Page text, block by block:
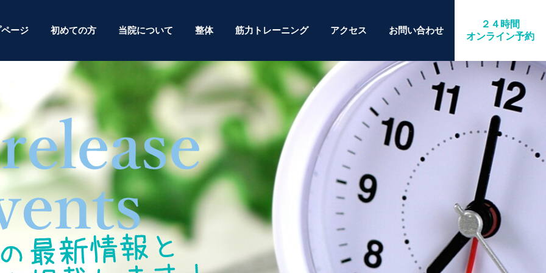
ージ 初めての方 当院について 整体 筋力トレーニング アクセス お問い合わせ
２４時間
オンライン予約